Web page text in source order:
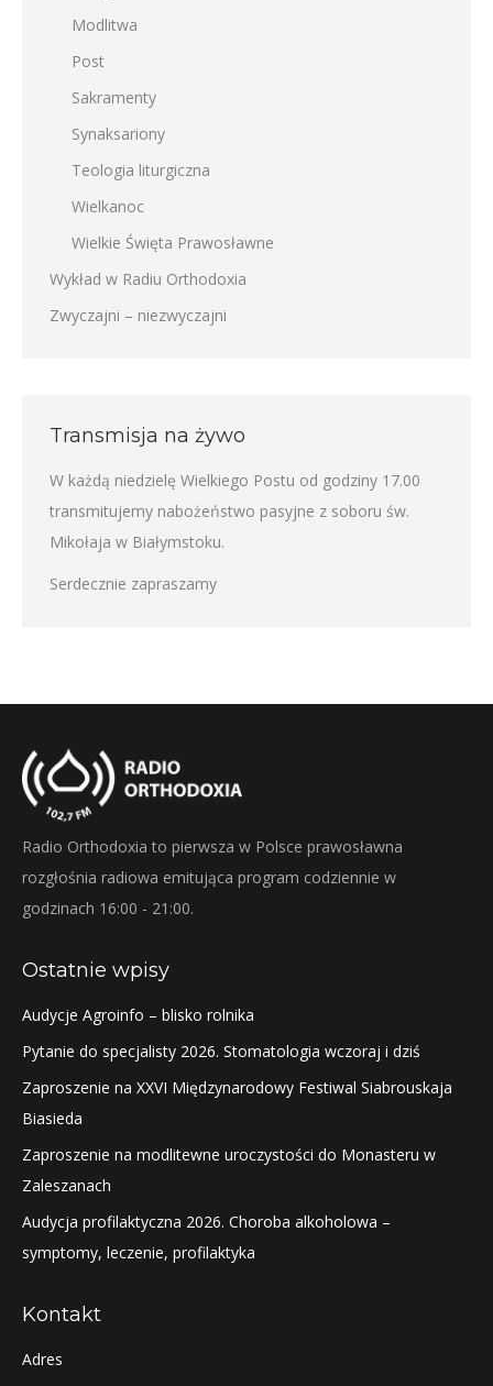
Modlitwa
Post
Sakramenty
Synaksariony
Teologia liturgiczna
Wielkanoc
Wielkie Święta Prawosławne
Wykład w Radiu Orthodoxia
Zwyczajni – niezwyczajni
Transmisja na żywo
W każdą niedzielę Wielkiego Postu od godziny 17.00
transmitujemy nabożeństwo pasyjne z soboru św.
Mikołaja w Białymstoku.
Serdecznie zapraszamy
Radio Orthodoxia to pierwsza w Polsce prawosławna
rozgłośnia radiowa emitująca program codziennie w
godzinach 16:00 - 21:00.
Ostatnie wpisy
Audycje Agroinfo – blisko rolnika
Pytanie do specjalisty 2026. Stomatologia wczoraj i dziś
Zaproszenie na XXVI Międzynarodowy Festiwal Siabrouskaja
Biasieda
Zaproszenie na modlitewne uroczystości do Monasteru w
Zaleszanach
Audycja profilaktyczna 2026. Choroba alkoholowa –
symptomy, leczenie, profilaktyka
Kontakt
Adres